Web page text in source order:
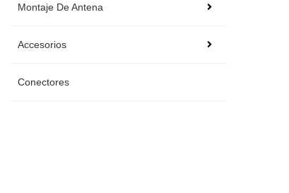
Montaje De Antena
Accesorios
Conectores